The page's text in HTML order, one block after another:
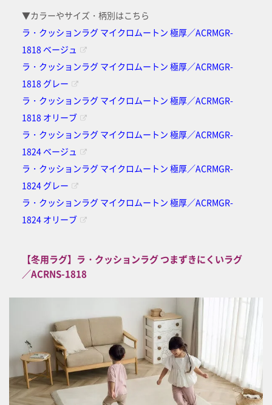
▼カラーやサイズ・柄別はこちら
ラ・クッションラグ マイクロムートン 極厚／ACRMGR-
1818 ベージュ
ラ・クッションラグ マイクロムートン 極厚／ACRMGR-
1818 グレー
ラ・クッションラグ マイクロムートン 極厚／ACRMGR-
1818 オリーブ
ラ・クッションラグ マイクロムートン 極厚／ACRMGR-
1824 ベージュ
ラ・クッションラグ マイクロムートン 極厚／ACRMGR-
1824 グレー
ラ・クッションラグ マイクロムートン 極厚／ACRMGR-
1824 オリーブ
【冬用ラグ】ラ・クッションラグ つまずきにくいラグ
／ACRNS-1818